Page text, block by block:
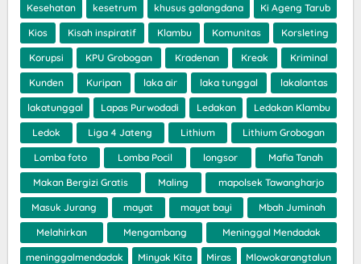
Kesehatan kesetrum khusus galangdana Ki Ageng Tarub
Kios Kisah inspiratif Klambu Komunitas Korsleting
Korupsi KPU Grobogan Kradenan Kreak Kriminal
Kunden Kuripan laka air laka tunggal lakalantas
lakatunggal Lapas Purwodadi Ledakan Ledakan Klambu
Ledok Liga 4 Jateng Lithium Lithium Grobogan
Lomba foto Lomba Pocil longsor Mafia Tanah
Makan Bergizi Gratis Maling mapolsek Tawangharjo
Masuk Jurang mayat mayat bayi Mbah Juminah
Melahirkan Mengambang Meninggal Mendadak
meninggalmendadak Minyak Kita Miras Mlowokarangtalun